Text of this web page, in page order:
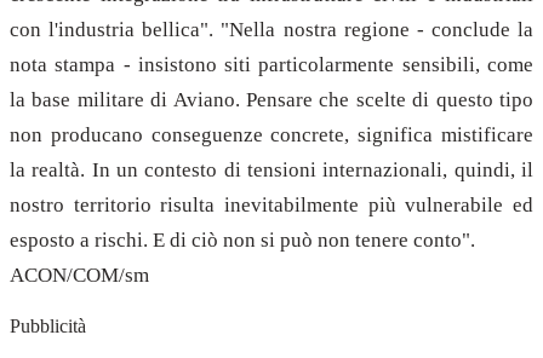
con l'industria bellica". "Nella nostra regione - conclude la
nota stampa - insistono siti particolarmente sensibili, come
la base militare di Aviano. Pensare che scelte di questo tipo
non producano conseguenze concrete, significa mistificare
la realtà. In un contesto di tensioni internazionali, quindi, il
nostro territorio risulta inevitabilmente più vulnerabile ed
esposto a rischi. E di ciò non si può non tenere conto".
ACON/COM/sm
Pubblicità